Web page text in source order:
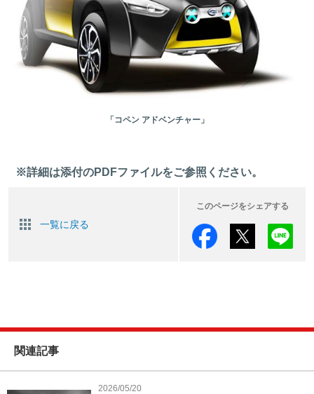
「コペン アドベンチャー」
※詳細は添付のPDFファイルをご参照ください。
一覧に戻る
このページをシェアする
関連記事
2026/05/20